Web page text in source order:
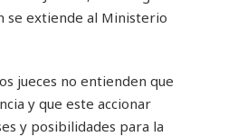
se extiende al Ministerio
jueces no entienden que
y que este accionar
y posibilidades para la